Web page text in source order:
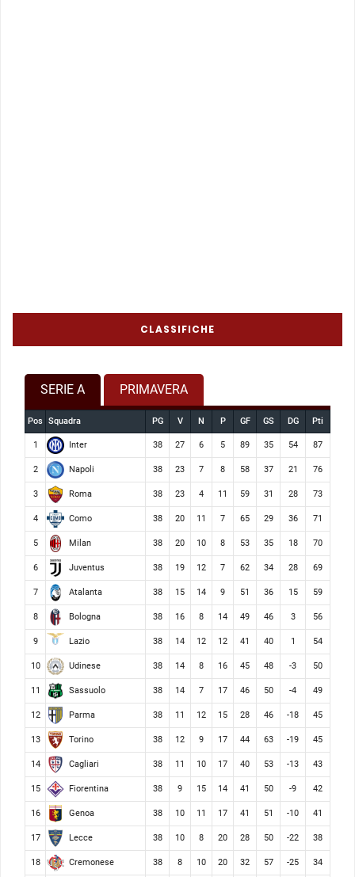
CLASSIFICHE
SERIE A PRIMAVERA
Pos Squadra PG V N P GF GS DG Pti
1 Inter 38 27 6 5 89 35 54 87
2 Napoli 38 23 7 8 58 37 21 76
3 Roma 38 23 4 11 59 31 28 73
4 Como 38 20 11 7 65 29 36 71
5 Milan 38 20 10 8 53 35 18 70
6 Juventus 38 19 12 7 62 34 28 69
7 Atalanta 38 15 14 9 51 36 15 59
8 Bologna 38 16 8 14 49 46 3 56
9 Lazio 38 14 12 12 41 40 1 54
10 Udinese 38 14 8 16 45 48 -3 50
11 Sassuolo 38 14 7 17 46 50 -4 49
12 Parma 38 11 12 15 28 46 -18 45
13 Torino 38 12 9 17 44 63 -19 45
14 Cagliari 38 11 10 17 40 53 -13 43
15 Fiorentina 38 9 15 14 41 50 -9 42
16 Genoa 38 10 11 17 41 51 -10 41
17 Lecce 38 10 8 20 28 50 -22 38
18 Cremonese 38 8 10 20 32 57 -25 34